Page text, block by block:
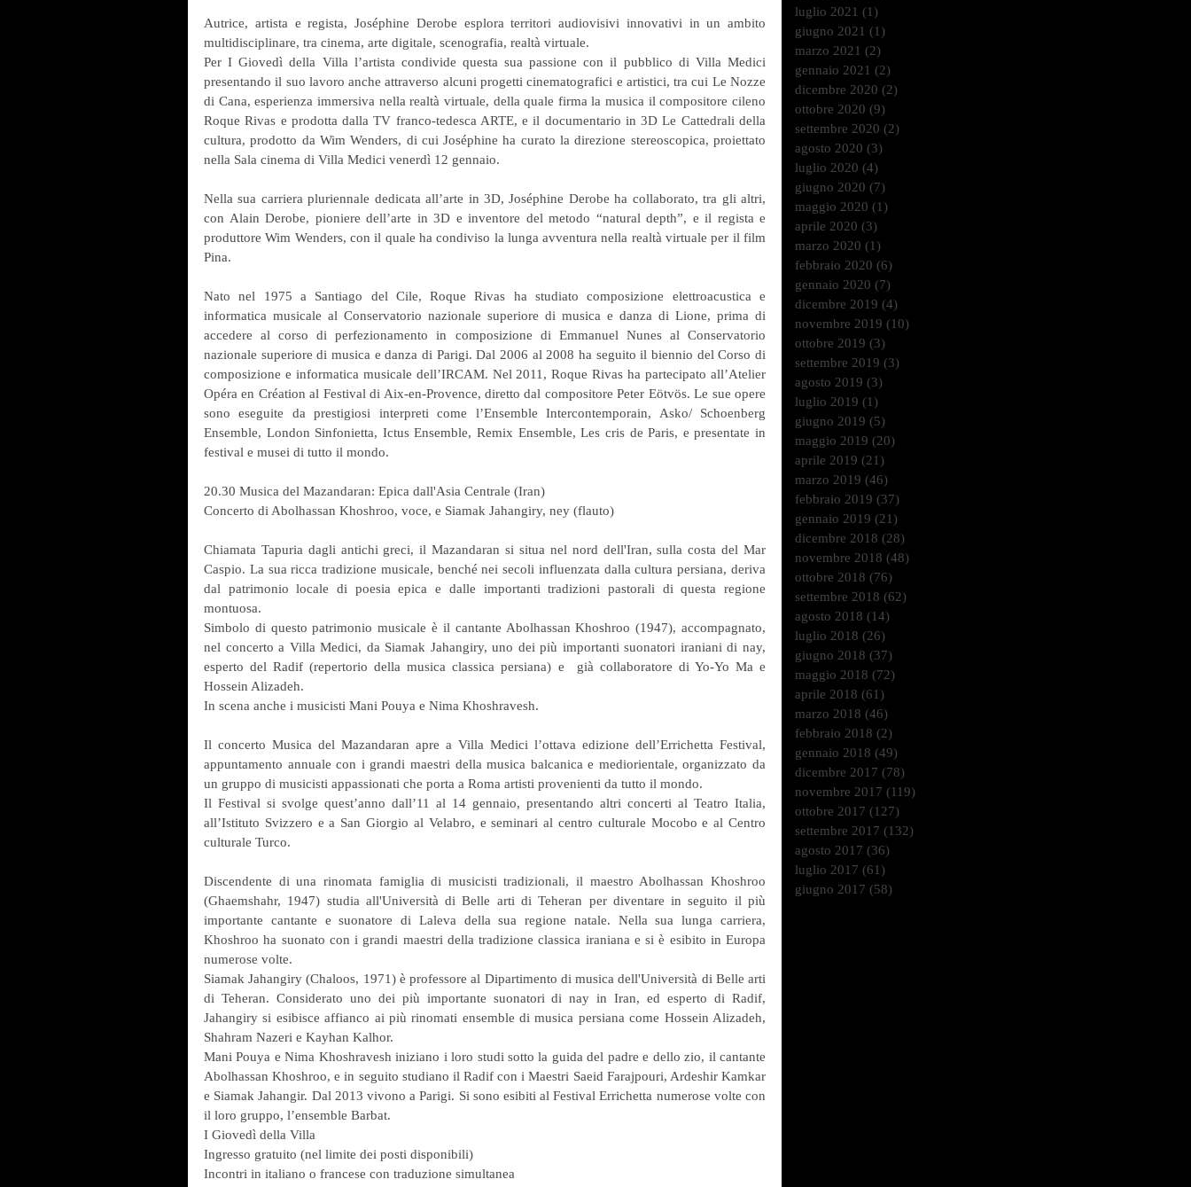
Autrice, artista e regista, Joséphine Derobe esplora territori audiovisivi innovativi in un ambito
multidisciplinare, tra cinema, arte digitale, scenografia, realtà virtuale.
Per I Giovedì della Villa l’artista condivide questa sua passione con il pubblico di Villa Medici
presentando il suo lavoro anche attraverso alcuni progetti cinematografici e artistici, tra cui Le Nozze
di Cana, esperienza immersiva nella realtà virtuale, della quale firma la musica il compositore cileno
Roque Rivas e prodotta dalla TV franco-tedesca ARTE, e il documentario in 3D Le Cattedrali della
cultura, prodotto da Wim Wenders, di cui Joséphine ha curato la direzione stereoscopica, proiettato
nella Sala cinema di Villa Medici venerdì 12 gennaio.
Nella sua carriera pluriennale dedicata all’arte in 3D, Joséphine Derobe ha collaborato, tra gli altri,
con Alain Derobe, pioniere dell’arte in 3D e inventore del metodo “natural depth”, e il regista e
produttore Wim Wenders, con il quale ha condiviso la lunga avventura nella realtà virtuale per il film
Pina.
Nato nel 1975 a Santiago del Cile, Roque Rivas ha studiato composizione elettroacustica e
informatica musicale al Conservatorio nazionale superiore di musica e danza di Lione, prima di
accedere al corso di perfezionamento in composizione di Emmanuel Nunes al Conservatorio
nazionale superiore di musica e danza di Parigi. Dal 2006 al 2008 ha seguito il biennio del Corso di
composizione e informatica musicale dell’IRCAM. Nel 2011, Roque Rivas ha partecipato all’Atelier
Opéra en Création al Festival di Aix-en-Provence, diretto dal compositore Peter Eötvös. Le sue opere
sono eseguite da prestigiosi interpreti come l’Ensemble Intercontemporain, Asko/ Schoenberg
Ensemble, London Sinfonietta, Ictus Ensemble, Remix Ensemble, Les cris de Paris, e presentate in
festival e musei di tutto il mondo.
20.30 Musica del Mazandaran: Epica dall'Asia Centrale (Iran)
Concerto di Abolhassan Khoshroo, voce, e Siamak Jahangiry, ney (flauto)
Chiamata Tapuria dagli antichi greci, il Mazandaran si situa nel nord dell'Iran, sulla costa del Mar
Caspio. La sua ricca tradizione musicale, benché nei secoli influenzata dalla cultura persiana, deriva
dal patrimonio locale di poesia epica e dalle importanti tradizioni pastorali di questa regione
montuosa.
Simbolo di questo patrimonio musicale è il cantante Abolhassan Khoshroo (1947), accompagnato,
nel concerto a Villa Medici, da Siamak Jahangiry, uno dei più importanti suonatori iraniani di nay,
esperto del Radif (repertorio della musica classica persiana) e  già collaboratore di Yo-Yo Ma e
Hossein Alizadeh.
In scena anche i musicisti Mani Pouya e Nima Khoshravesh.
Il concerto Musica del Mazandaran apre a Villa Medici l’ottava edizione dell’Errichetta Festival,
appuntamento annuale con i grandi maestri della musica balcanica e mediorientale, organizzato da
un gruppo di musicisti appassionati che porta a Roma artisti provenienti da tutto il mondo.
Il Festival si svolge quest’anno dall’11 al 14 gennaio, presentando altri concerti al Teatro Italia,
all’Istituto Svizzero e a San Giorgio al Velabro, e seminari al centro culturale Mocobo e al Centro
culturale Turco.
Discendente di una rinomata famiglia di musicisti tradizionali, il maestro Abolhassan Khoshroo
(Ghaemshahr, 1947) studia all'Università di Belle arti di Teheran per diventare in seguito il più
importante cantante e suonatore di Laleva della sua regione natale. Nella sua lunga carriera,
Khoshroo ha suonato con i grandi maestri della tradizione classica iraniana e si è esibito in Europa
numerose volte.
Siamak Jahangiry (Chaloos, 1971) è professore al Dipartimento di musica dell'Università di Belle arti
di Teheran. Considerato uno dei più importante suonatori di nay in Iran, ed esperto di Radif,
Jahangiry si esibisce affianco ai più rinomati ensemble di musica persiana come Hossein Alizadeh,
Shahram Nazeri e Kayhan Kalhor.
Mani Pouya e Nima Khoshravesh iniziano i loro studi sotto la guida del padre e dello zio, il cantante
Abolhassan Khoshroo, e in seguito studiano il Radif con i Maestri Saeid Farajpouri, Ardeshir Kamkar
e Siamak Jahangir. Dal 2013 vivono a Parigi. Si sono esibiti al Festival Errichetta numerose volte con
il loro gruppo, l’ensemble Barbat.
I Giovedì della Villa
Ingresso gratuito (nel limite dei posti disponibili)
Incontri in italiano o francese con traduzione simultanea
luglio 2021 (1)
giugno 2021 (1)
marzo 2021 (2)
gennaio 2021 (2)
dicembre 2020 (2)
ottobre 2020 (9)
settembre 2020 (2)
agosto 2020 (3)
luglio 2020 (4)
giugno 2020 (7)
maggio 2020 (1)
aprile 2020 (3)
marzo 2020 (1)
febbraio 2020 (6)
gennaio 2020 (7)
dicembre 2019 (4)
novembre 2019 (10)
ottobre 2019 (3)
settembre 2019 (3)
agosto 2019 (3)
luglio 2019 (1)
giugno 2019 (5)
maggio 2019 (20)
aprile 2019 (21)
marzo 2019 (46)
febbraio 2019 (37)
gennaio 2019 (21)
dicembre 2018 (28)
novembre 2018 (48)
ottobre 2018 (76)
settembre 2018 (62)
agosto 2018 (14)
luglio 2018 (26)
giugno 2018 (37)
maggio 2018 (72)
aprile 2018 (61)
marzo 2018 (46)
febbraio 2018 (2)
gennaio 2018 (49)
dicembre 2017 (78)
novembre 2017 (119)
ottobre 2017 (127)
settembre 2017 (132)
agosto 2017 (36)
luglio 2017 (61)
giugno 2017 (58)